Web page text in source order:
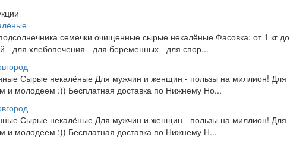
семечки очищенные сырые некалёные Фасовка: от 1 кг до
- для хлебопечения - для беременных - для спор...
Сырые некалёные Для мужчин и женщин - пользы на миллион! Для
и молодеем :)) Бесплатная доставка по Нижнему Но...
Сырые некалёные Для мужчин и женщин - пользы на миллион! Для
и молодеем :)) Бесплатная доставка по Нижнему Н...